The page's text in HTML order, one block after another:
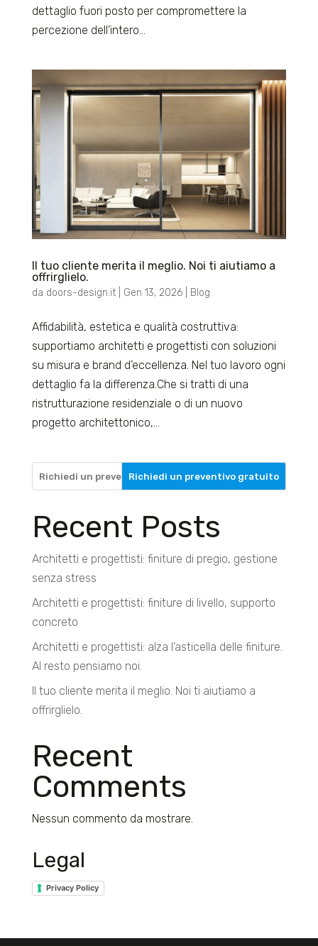
dettaglio fuori posto per compromettere la
percezione dell’intero...
Il tuo cliente merita il meglio. Noi ti aiutiamo a
offrirglielo.
da doors-design.it| Gen 13, 2026| Blog
Affidabilità, estetica e qualità costruttiva:
supportiamo architetti e progettisti con soluzioni
su misura e brand d’eccellenza. Nel tuo lavoro ogni
dettaglio fa la differenza.Che si tratti di una
ristrutturazione residenziale o di un nuovo
progetto architettonico,...
Richiedi un preventivo gratuito
Recent Posts
Architetti e progettisti: finiture di pregio, gestione
senza stress
Architetti e progettisti: finiture di livello, supporto
concreto
Architetti e progettisti: alza l’asticella delle finiture.
Al resto pensiamo noi.
Il tuo cliente merita il meglio. Noi ti aiutiamo a
offrirglielo.
Recent
Comments
Nessun commento da mostrare.
Legal
Privacy Policy